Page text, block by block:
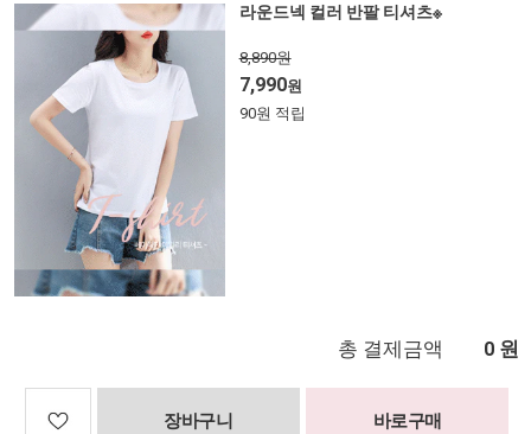
라운드넥 컬러 반팔 티셔츠※
8,890원
7,990원
90원 적립
총 결제금액 0 원
장바구니 바로구매